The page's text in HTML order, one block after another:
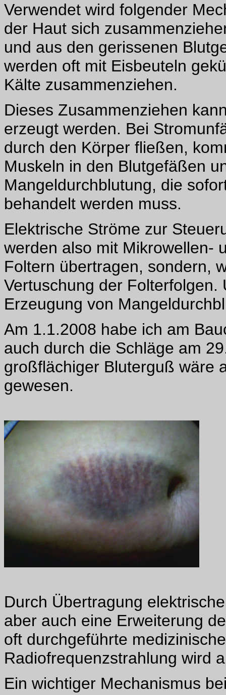
Verwendet wird folgender
der Haut sich
und aus den gerissenen
werden oft mit Eisbeuteln
Kälte zusammenziehen.
Dieses Zusammenziehen
erzeugt werden. Bei
durch den Körper fließen,
Muskeln in den Blutgefäßen
Mangeldurchblutung, die
behandelt werden muss.
Elektrische Ströme zur
werden also mit Mikrowellen-
Foltern übertragen, sondern,
Vertuschung der
Erzeugung von
Am 1.1.2008 habe ich am
auch durch die Schläge am
großflächiger Bluterguß wäre
gewesen.
Durch Übertragung
aber auch eine Erweiterung
oft durchgeführte
Radiofrequenzstrahlung wird
Ein wichtiger Mechanismus